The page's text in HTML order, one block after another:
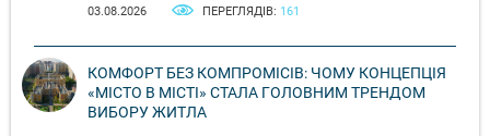
03.08.2026 ПЕРЕГЛЯДІВ: 161
КОМФОРТ БЕЗ КОМПРОМІСІВ: ЧОМУ КОНЦЕПЦІЯ
«МІСТО В МІСТІ» СТАЛА ГОЛОВНИМ ТРЕНДОМ
ВИБОРУ ЖИТЛА